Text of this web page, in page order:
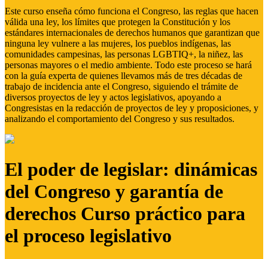
Este curso enseña cómo funciona el Congreso, las reglas que hacen
válida una ley, los límites que protegen la Constitución y los
estándares internacionales de derechos humanos que garantizan que
ninguna ley vulnere a las mujeres, los pueblos indígenas, las
comunidades campesinas, las personas LGBTIQ+, la niñez, las
personas mayores o el medio ambiente. Todo este proceso se hará
con la guía experta de quienes llevamos más de tres décadas de
trabajo de incidencia ante el Congreso, siguiendo el trámite de
diversos proyectos de ley y actos legislativos, apoyando a
Congresistas en la redacción de proyectos de ley y proposiciones, y
analizando el comportamiento del Congreso y sus resultados.
El poder de legislar: dinámicas
del Congreso y garantía de
derechos Curso práctico para
el proceso legislativo